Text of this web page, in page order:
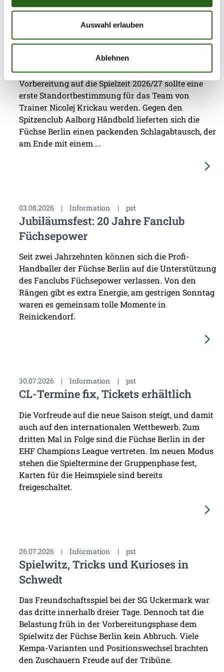
Auswahl erlauben
Ablehnen
Information | pg
Erster Gradmesser gegen Topteam aus
Das vierte Testspiel seit dem Beginn der
Vorbereitung auf die Spielzeit 2026/27 sollte eine
erste Standortbestimmung für das Team von
Trainer Nicolej Krickau werden. Gegen den
Spitzenclub Aalborg Håndbold lieferten sich die
Füchse Berlin einen packenden Schlagabtausch, der
am Ende mit einem ...
03.08.2026 | Information | pst
Jubiläumsfest: 20 Jahre Fanclub
Füchsepower
Seit zwei Jahrzehnten können sich die Profi-
Handballer der Füchse Berlin auf die Unterstützung
des Fanclubs Füchsepower verlassen. Von den
Rängen gibt es extra Energie, am gestrigen Sonntag
waren es gemeinsam tolle Momente in
Reinickendorf.
30.07.2026 | Information | pst
CL-Termine fix, Tickets erhältlich
Die Vorfreude auf die neue Saison steigt, und damit
auch auf den internationalen Wettbewerb. Zum
dritten Mal in Folge sind die Füchse Berlin in der
EHF Champions League vertreten. Im neuen Modus
stehen die Spieltermine der Gruppenphase fest,
Karten für die Heimspiele sind bereits
freigeschaltet.
26.07.2026 | Information | pst
Spielwitz, Tricks und Kurioses in
Schwedt
Das Freundschaftsspiel bei der SG Uckermark war
das dritte innerhalb dreier Tage. Dennoch tat die
Belastung früh in der Vorbereitungsphase dem
Spielwitz der Füchse Berlin kein Abbruch. Viele
Kempa-Varianten und Positionswechsel brachten
den Zuschauern Freude auf der Tribüne.